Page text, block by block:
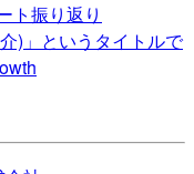
ト振り返り
)」というタイトルで